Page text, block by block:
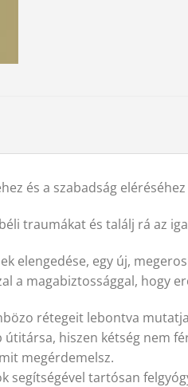
és a szabadság eléréséhez
traumákat és találj rá az
elengedése, egy új,
a magabiztossággal, hogy
rétegeit lebontva
hiszen kétség nem
megérdemelsz.
segítségével tartósan